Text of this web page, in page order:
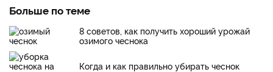
Больше по теме
8 советов, как получить хороший урожай
озимого чеснока
Когда и как правильно убирать чеснок